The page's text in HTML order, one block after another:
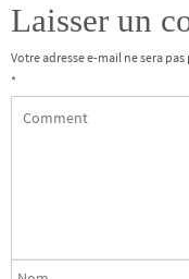
Laisser un
Votre adresse e-mail ne sera
*